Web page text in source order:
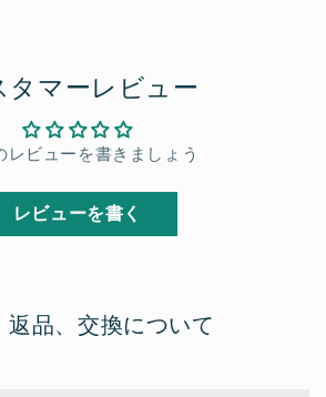
タマーレビュー
レビューを書きましょう
レビューを書く
返品、交換について